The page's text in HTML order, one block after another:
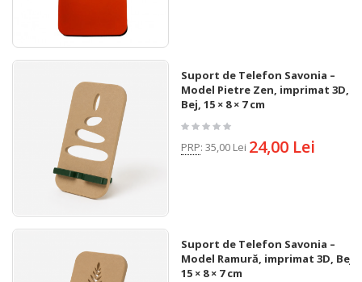
Suport de Telefon Savonia –
Model Pietre Zen, imprimat 3D,
Bej, 15 × 8 × 7 cm
PRP: 35,00 Lei 24,00 Lei
Suport de Telefon Savonia –
Model Ramură, imprimat 3D, Bej,
15 × 8 × 7 cm